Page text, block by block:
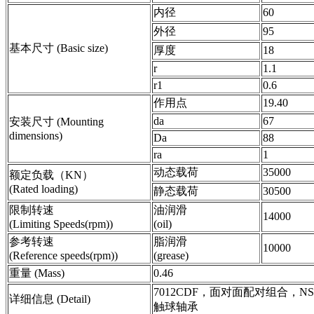
基本尺寸 (Basic size)
内径
60
外径
95
厚度
18
r
1.1
r1
0.6
安装尺寸 (Mounting
dimensions)
作用点
19.40
da
67
Da
88
ra
1
额定负载（KN）
(Rated loading)
动态载荷
35000
静态载荷
30500
限制转速
(Limiting Speeds(rpm))
油润滑
(oil)
14000
参考转速
(Reference speeds(rpm))
脂润滑
(grease)
10000
重量 (Mass) 0.46
详细信息 (Detail)
7012CDF，面对面配对组合，
触球轴承